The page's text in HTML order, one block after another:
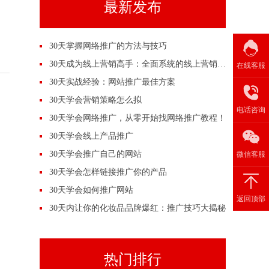
最新发布
30天掌握网络推广的方法与技巧
30天成为线上营销高手：全面系统的线上营销培训
30天实战经验：网站推广最佳方案
30天学会营销策略怎么拟
30天学会网络推广，从零开始找网络推广教程！
30天学会线上产品推广
30天学会推广自己的网站
30天学会怎样链接推广你的产品
30天学会如何推广网站
30天内让你的化妆品品牌爆红：推广技巧大揭秘
热门排行
在线客服
电话咨询
微信客服
返回顶部